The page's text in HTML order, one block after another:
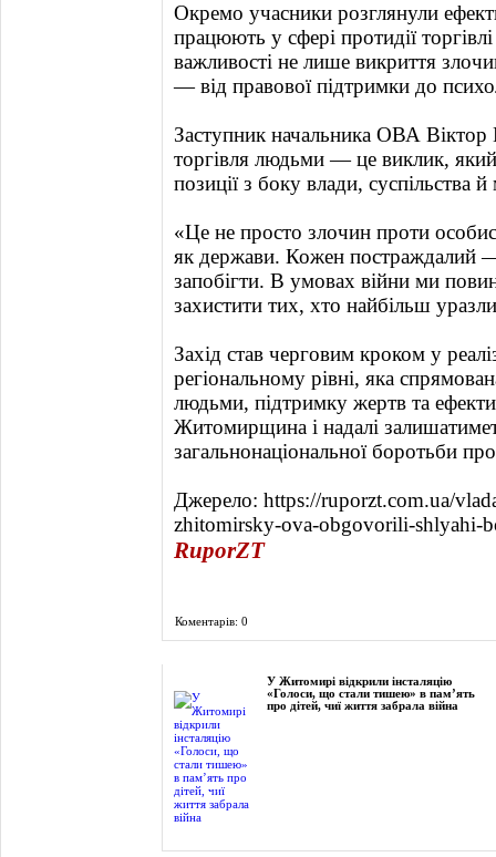
Окремо учасники розглянули
працюють у сфері протидії
важливості не лише викриття
— від правової підтримки до
Заступник начальника ОВА Віктор
торгівля людьми — це виклик, який
позиції з боку влади, суспільства
«Це не просто злочин проти
як держави. Кожен постраждалий
запобігти. В умовах війни ми
захистити тих, хто найбільш
Захід став черговим кроком у
регіональному рівні, яка
людьми, підтримку жертв та
Житомирщина і надалі
загальнонаціональної боротьби
Джерело: https://ruporzt.com.ua/
zhitomirsky-ova-obgovorili-shlyahi-
RuporZT
Коментарів: 0
У Житомирі відкрили інсталяцію
«Голоси, що стали тишею» в пам’ять
про дітей, чиї життя забрала війна